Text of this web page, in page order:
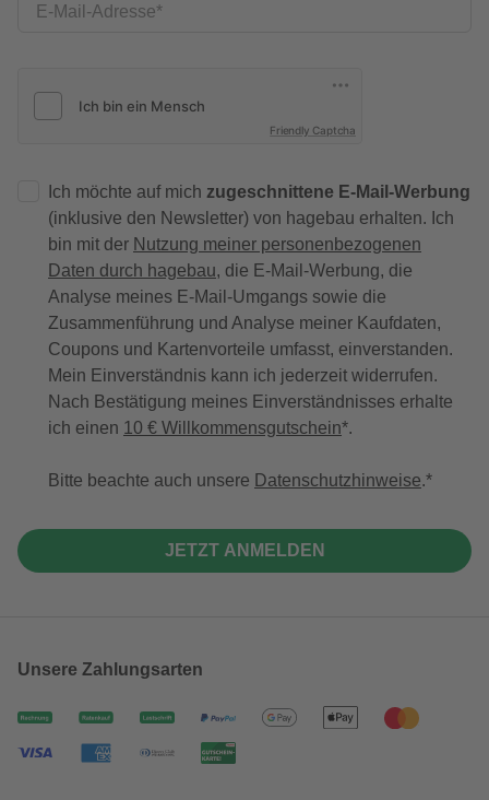
E-Mail-Adresse
Friendly Captcha
Ich möchte auf mich zugeschnittene E-Mail-Werbung
(inklusive den Newsletter) von hagebau erhalten. Ich
bin mit der Nutzung meiner personenbezogenen
Daten durch hagebau, die E-Mail-Werbung, die
Analyse meines E-Mail-Umgangs sowie die
Zusammenführung und Analyse meiner Kaufdaten,
Coupons und Kartenvorteile umfasst, einverstanden.
Mein Einverständnis kann ich jederzeit widerrufen.
Nach Bestätigung meines Einverständnisses erhalte
ich einen 10 € Willkommensgutschein*.
Bitte beachte auch unsere Datenschutzhinweise.
JETZT ANMELDEN
Unsere Zahlungsarten